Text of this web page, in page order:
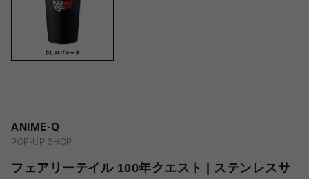
ANIME-Q
POP-UP SHOP
フェアリーテイル 100年クエスト | ステンレスサ